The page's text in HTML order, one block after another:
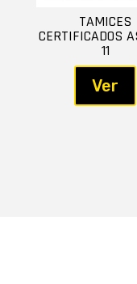
TAMICES
CERTIFICADOS
11
Ver